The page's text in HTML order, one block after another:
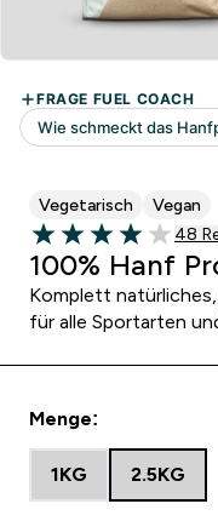
Vegetarisch Vegan
3.98 out of 5 stars
48
48
100% Hanf
Komplett
für alle Sportarten
Menge:
1KG 2.5KG